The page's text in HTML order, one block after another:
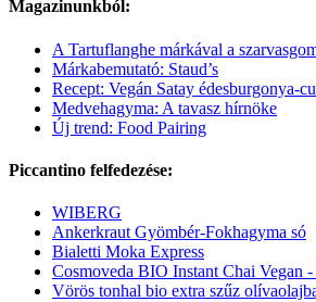
Magazinunkból:
A Tartuflanghe márkával a
Márkabemutató: Staud’s
Recept: Vegán Satay édesburgonya-
Medvehagyma: A tavasz hírnöke
Új trend: Food Pairing
Piccantino felfedezése:
WIBERG
Ankerkraut Gyömbér-Fokhagyma só
Bialetti Moka Express
Cosmoveda BIO Instant Chai Vegan
Vörös tonhal bio extra szűz